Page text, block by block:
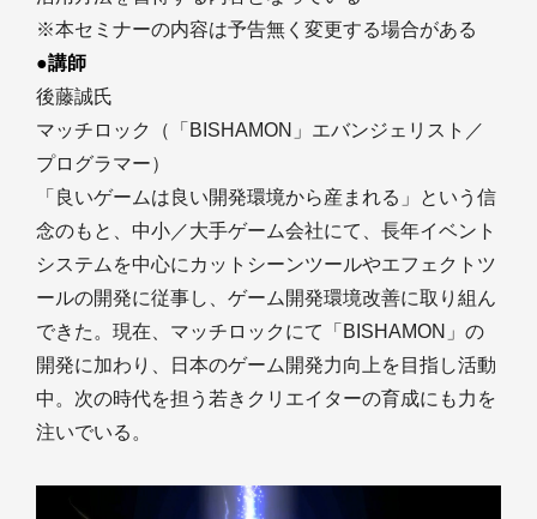
※本セミナーの内容は予告無く変更する場合がある
●講師
後藤誠氏
マッチロック（「BISHAMON」エバンジェリスト／
プログラマー）
「良いゲームは良い開発環境から産まれる」という信
念のもと、中小／大手ゲーム会社にて、長年イベント
システムを中心にカットシーンツールやエフェクトツ
ールの開発に従事し、ゲーム開発環境改善に取り組ん
できた。現在、マッチロックにて「BISHAMON」の
開発に加わり、日本のゲーム開発力向上を目指し活動
中。次の時代を担う若きクリエイターの育成にも力を
注いでいる。